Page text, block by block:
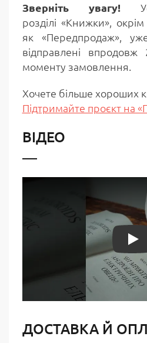
Зверніть увагу!
розділі «Книжки»,
як «Передпродаж»,
відправлені
моменту замовлення.
Хочете більше хороших
Підтримайте проєкт на
ВІДЕО
ДОСТАВКА Й